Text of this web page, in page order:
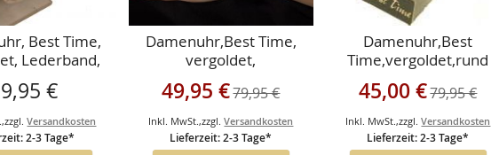
Best Time,
Lederband,
€
,zzgl.Versandkosten
2-3 Tage*
Damenuhr,Best Time,
vergoldet,
Lederarmband
Sonderangebot
49,95 €79,95 €
Inkl. MwSt.,zzgl.Versandkosten
Lieferzeit: 2-3 Tage*
Damenuhr,Best
Time,vergoldet,rund
Sonderangebot
45,00 €79,95 €
Inkl. MwSt.,zzgl.Versandkosten
Lieferzeit: 2-3 Tage*